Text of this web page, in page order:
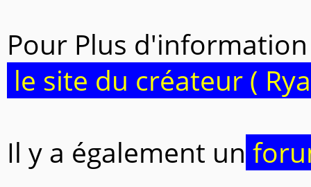
Pour Plus
le site du créateur (
Il y a également un